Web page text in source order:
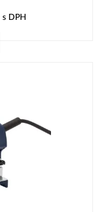
s DPH